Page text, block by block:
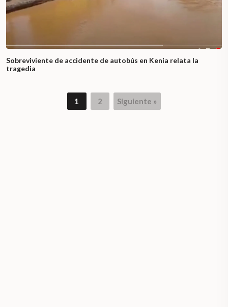
Sobreviviente de accidente de autobús en Kenia relata la
tragedia
1 2 Siguiente »